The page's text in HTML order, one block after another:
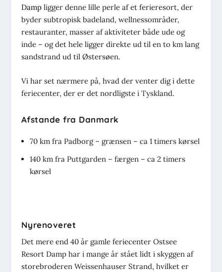
Dampligger denne lille perle af et ferieresort, der
byder subtropisk badeland, wellnessområder,
restauranter, masser af aktiviteter både ude og
inde – og det hele ligger direkte ud til en to km lang
sandstrand ud til Østersøen.
Vi har set nærmere på, hvad der venter dig i dette
feriecenter, der er det nordligste i Tyskland.
Afstande fra Danmark
70 km fra Padborg – grænsen – ca 1 timers kørsel
140 km fra Puttgarden – færgen – ca 2 timers
kørsel
Nyrenoveret
Det mere end 40 år gamle feriecenter Ostsee
Resort Damp har i mange år stået lidt i skyggen af
storebroderen Weissenhauser Strand, hvilket er